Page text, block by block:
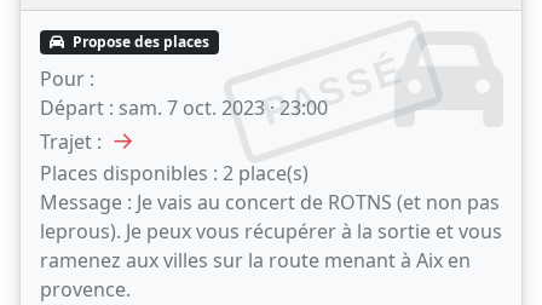
PASSÉ
Propose des places
Pour :
Départ : sam. 7 oct. 2023 · 23:00
Trajet : →
Places disponibles : 2 place(s)
Message : Je vais au concert de ROTNS (et non pas
leprous). Je peux vous récupérer à la sortie et vous
ramenez aux villes sur la route menant à Aix en
provence.